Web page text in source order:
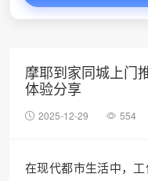
摩耶到家同城上门
体验分享
2025-12-29 554
在现代都市生活中，